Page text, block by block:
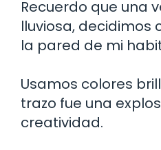
Recuerdo que una
lluviosa, decidimos
la pared de mi
Usamos colores
trazo fue una
creatividad.